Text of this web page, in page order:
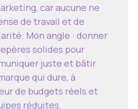
car aucune ne
de travail et de
Mon angle : donner
solides pour
juste et bâtir
qui dure, à
de budgets réels et
réduites.